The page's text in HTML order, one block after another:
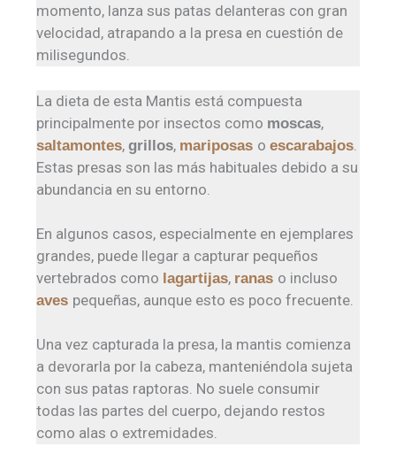
momento, lanza sus patas delanteras con gran
velocidad, atrapando a la presa en cuestión de
milisegundos.
La dieta de esta Mantis está compuesta
principalmente por insectos como moscas,
saltamontes,grillos, mariposas oescarabajos.
Estas presas son las más habituales debido a su
abundancia en su entorno.
En algunos casos, especialmente en ejemplares
grandes, puede llegar a capturar pequeños
vertebrados como lagartijas, ranas o incluso
aves pequeñas, aunque esto es poco frecuente.
Una vez capturada la presa, la mantis comienza
a devorarla por la cabeza, manteniéndola sujeta
con sus patas raptoras. No suele consumir
todas las partes del cuerpo, dejando restos
como alas o extremidades.